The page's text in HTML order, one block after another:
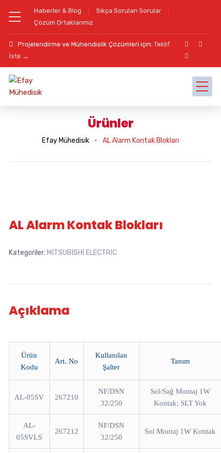
Haberler & Blog
Sıkça Sorulan Sorular
Çözüm Ortaklarımız
Projelendirme ve Mühendislik Çözümleri için: Teklif
İste →
Ürünler
Efay Mühedisik AL Alarm Kontak Blokları
AL Alarm Kontak Blokları
Kategoriler: MİTSUBİSHİ ELECTRİC
Açıklama
Ürün
Kodu
Art. No
Kullanılan
Şalter
Tanım
AL-05SV 267210
NF/DSN
32/250
Sol/Sağ Montaj 1W
Kontak; SLT Yok
AL-
05SVLS
267212
NF/DSN
32/250
Sol Montaj 1W Kontak